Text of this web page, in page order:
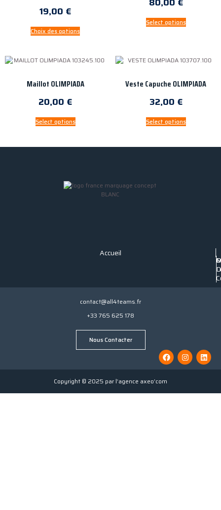
19,00 €
Choix des options
Select options
Maillot OLIMPIADA
20,00 €
Select options
Veste Capuche OLIMPIADA
32,00 €
Select options
Accueil
contact@all4teams.fr
+33 765 625 178
Nous Contacter
Copyright © 2025 par l’agence axeo’com